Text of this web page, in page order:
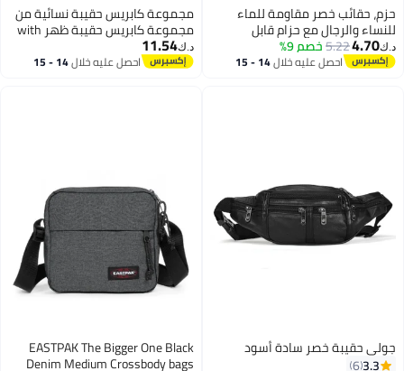
حزم، حقائب خصر مقاومة للماء
للنساء والرجال مع حزام قابل
للتعديل لحقيبة الخصر للرياضة
د.ك‏4.70
5.22خصم 9%
احصل عليه خلال 14 - 15
اغسطس
مجموعة كابريس حقيبة نسائية من
مجموعة كابريس حقيبة ظهر with
مصنوعة من النايلون الفاخر،
مقاومة لرذاذ الماء خفيفة الوزن مع
د.ك‏11.54
احصل عليه خلال 14 - 15
اغسطس
جولي حقيبة خصر سادة أسود
3.3
6
EASTPAK The Bigger One Black
Denim Medium Crossbody bags